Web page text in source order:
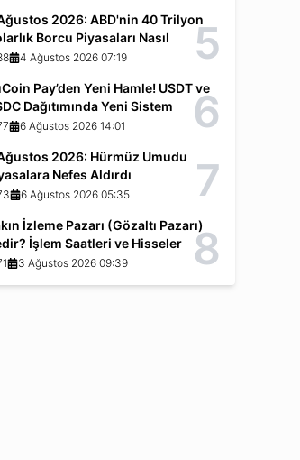
2026: ABD'nin 40 Trilyon
Borcu Piyasaları Nasıl
4 Ağustos 2026 07:19 5
Pay’den Yeni Hamle! USDT ve
Dağıtımında Yeni Sistem
6 Ağustos 2026 14:01 6
2026: Hürmüz Umudu
Nefes Aldırdı
6 Ağustos 2026 05:35 7
İzleme Pazarı (Gözaltı Pazarı)
İşlem Saatleri ve Hisseler
3 Ağustos 2026 09:39 8